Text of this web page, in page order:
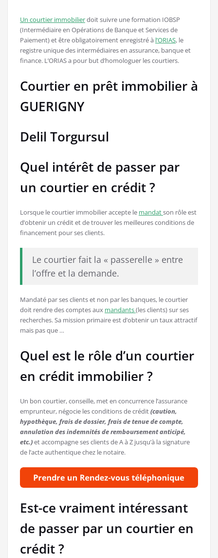
Un courtier immobilierdoit suivre une formation IOBSP
(Intermédiaire en Opérations de Banque et Services de
Paiement) et être obligatoirement enregistré à l’ORIAS, le
registre unique des intermédiaires en assurance, banque et
finance. L’ORIAS a pour but d’homologuer les courtiers.
Courtier en prêt immobilier à
GUERIGNY
Delil Torgursul
Quel intérêt de passer par
un courtier en crédit ?
Lorsque le courtier immobilier accepte le mandatson rôle est
d’obtenir un crédit et de trouver les meilleures conditions de
financement pour ses clients.
Le courtier fait la « passerelle » entre
l’offre et la demande.
Mandaté par ses clients et non par les banques, le courtier
doit rendre des comptes aux mandants(les clients) sur ses
recherches. Sa mission primaire est d’obtenir un taux attractif
mais pas que …
Quel est le rôle d’un courtier
en crédit immobilier ?
Un bon courtier, conseille, met en concurrence l’assurance
emprunteur, négocie les conditions de crédit(caution,
hypothèque, frais de dossier, frais de tenue de compte,
annulation des indemnités de remboursement anticipé,
etc.)et accompagne ses clients de A à Z jusqu’à la signature
de l’acte authentique chez le notaire.
Est-ce vraiment intéressant
de passer par un courtier en
crédit ?